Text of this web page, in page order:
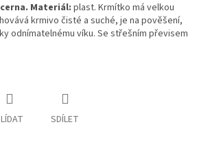
Materiál: plast. Krmítko má velkou
krmivo čisté a suché, je na pověšení,
odnímatelnému víku. Se střešním převisem
SDÍLET